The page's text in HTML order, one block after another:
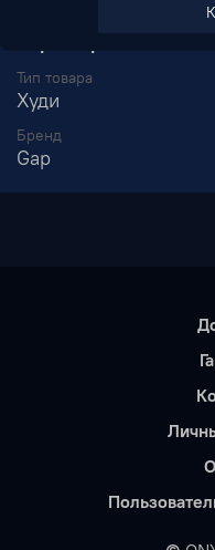
Тип товара
Худи
Бренд
Gap